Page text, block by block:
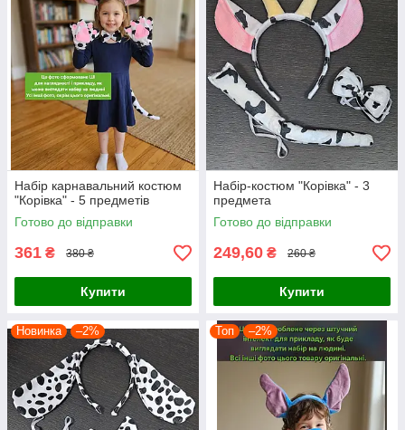
Набір карнавальний костюм
"Корівка" - 5 предметів
Готово до відправки
361 ₴ 380 ₴
Купити
Набір-костюм "Корівка" - 3
предмета
Готово до відправки
249,60 ₴ 260 ₴
Купити
Новинка –2% Топ –2%